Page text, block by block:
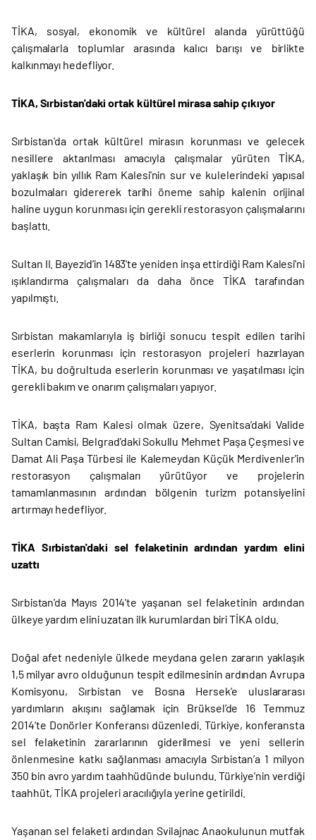
TİKA, sosyal, ekonomik ve kültürel alanda yürüttüğü
çalışmalarla toplumlar arasında kalıcı barışı ve birlikte
kalkınmayı hedefliyor.
TİKA, Sırbistan'daki ortak kültürel mirasa sahip çıkıyor
Sırbistan'da ortak kültürel mirasın korunması ve gelecek
nesillere aktarılması amacıyla çalışmalar yürüten TİKA,
yaklaşık bin yıllık Ram Kalesi'nin sur ve kulelerindeki yapısal
bozulmaları gidererek tarihi öneme sahip kalenin orijinal
haline uygun korunması için gerekli restorasyon çalışmalarını
başlattı.
Sultan II. Bayezid’in 1483'te yeniden inşa ettirdiği Ram Kalesi'ni
ışıklandırma çalışmaları da daha önce TİKA tarafından
yapılmıştı.
Sırbistan makamlarıyla iş birliği sonucu tespit edilen tarihi
eserlerin korunması için restorasyon projeleri hazırlayan
TİKA, bu doğrultuda eserlerin korunması ve yaşatılması için
gerekli bakım ve onarım çalışmaları yapıyor.
TİKA, başta Ram Kalesi olmak üzere, Syenitsa’daki Valide
Sultan Camisi, Belgrad’daki Sokullu Mehmet Paşa Çeşmesi ve
Damat Ali Paşa Türbesi ile Kalemeydan Küçük Merdivenler'in
restorasyon çalışmaları yürütüyor ve projelerin
tamamlanmasının ardından bölgenin turizm potansiyelini
artırmayı hedefliyor.
TİKA Sırbistan'daki sel felaketinin ardından yardım elini
uzattı
Sırbistan'da Mayıs 2014'te yaşanan sel felaketinin ardından
ülkeye yardım elini uzatan ilk kurumlardan biri TİKA oldu.
Doğal afet nedeniyle ülkede meydana gelen zararın yaklaşık
1,5 milyar avro olduğunun tespit edilmesinin ardından Avrupa
Komisyonu, Sırbistan ve Bosna Hersek’e uluslararası
yardımların akışını sağlamak için Brüksel’de 16 Temmuz
2014'te Donörler Konferansı düzenledi. Türkiye, konferansta
sel felaketinin zararlarının giderilmesi ve yeni sellerin
önlenmesine katkı sağlanması amacıyla Sırbistan’a 1 milyon
350 bin avro yardım taahhüdünde bulundu. Türkiye'nin verdiği
taahhüt, TİKA projeleri aracılığıyla yerine getirildi.
Yaşanan sel felaketi ardından Svilajnac Anaokulunun mutfak